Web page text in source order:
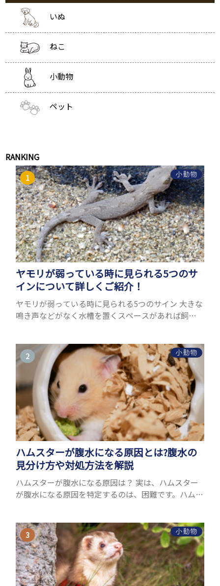
いぬ
ねこ
小動物
ペット
RANKING
小動物
ヤモリが弱っている時に見られる5つのサ
インについて詳しくご紹介！
ヤモリが弱っている時に見られる5つのサイン 大きな
鳴き声などがなく水槽を置くスペースがあれば飼う
でしょうか...
小動物
ハムスターが腹水になる原因とは?腹水の
見分け方や対処方法を解説
ハムスターが腹水になる原因は？ 実は、ハムスター
が腹水になる原因を特定するのは、困難です。ハムス
理由はさま...
小動物